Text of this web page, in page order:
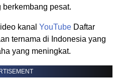
pesat.
kanal YouTube Daftar
ternama di Indonesia yang
yang meningkat.